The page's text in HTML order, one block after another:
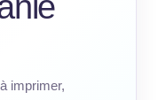
imprimer,